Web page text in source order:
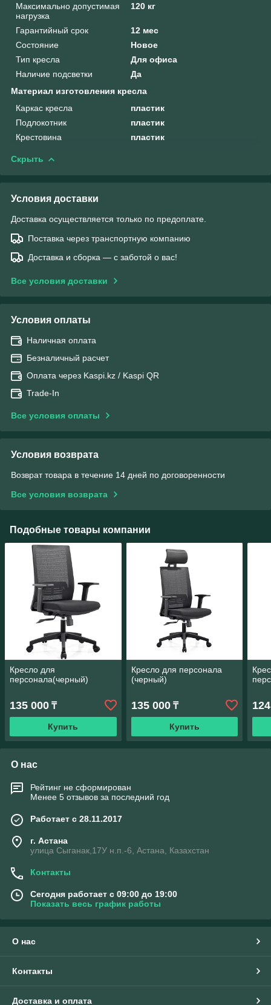
Максимально допустимая
нагрузка
120 кг
Гарантийный срок
12 мес
Состояние
Новое
Тип кресла
Для офиса
Наличие подсветки
Да
Материал изготовления кресла
Каркас кресла
пластик
Подлокотник
пластик
Крестовина
пластик
Скрыть
Условия доставки
Доставка осуществляется только по предоплате.
Поставка через транспортную компанию
Доставка и сборка — с заботой о вас!
Все условия доставки
Условия оплаты
Наличная оплата
Безналичный расчет
Оплата через Kaspi.kz / Kaspi QR
Trade-In
Все условия оплаты
Условия возврата
Возврат товара в течение 14 дней по договоренности
Все условия возврата
Подобные товары компании
Кресло для
персонала(черный)
135 000 ₸
Купить
Кресло для персонала
(черный)
135 000₸
Купить
О нас
Рейтинг не сформирован
Менее 5 отзывов за последний год
Работает с 28.11.2017
г. Астана
улица Сыганак,17У н.п.-6, Астана, Казахстан
Контакты
Сегодня работает с 09:00 до 19:00
Показать весь график работы
О нас
Контакты
Доставка и оплата